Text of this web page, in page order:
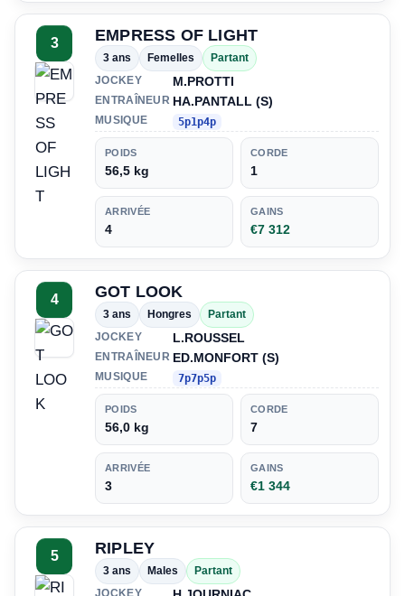
3 EMPRESS OF LIGHT
3 ans Femelles
Partant
JOCKEY
M.PROTTI
ENTRAÎNEUR HA.PANTALL (S)
MUSIQUE 5p1p4p
POIDS
56,5 kg
CORDE
1
ARRIVÉE
4
GAINS
€7 312
4 GOT LOOK
3 ans Hongres
Partant
JOCKEY
L.ROUSSEL
ENTRAÎNEUR ED.MONFORT (S)
MUSIQUE 7p7p5p
POIDS
56,0 kg
CORDE
7
ARRIVÉE
3
GAINS
€1 344
5 RIPLEY
3 ans Males
Partant
JOCKEY